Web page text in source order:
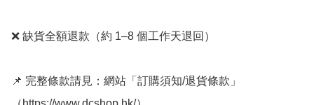
❌ 缺貨全額退款（約 1–8 個工作天退回）
📌 完整條款請見：網站「訂購須知/退貨條款」